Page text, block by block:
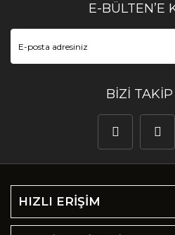
E-BÜLTEN’E
BİZİ
HIZLI ERİŞİM